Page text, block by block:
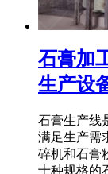
石膏加
生产设
石膏生产线
满足生产需
碎机和石膏
十种规格的